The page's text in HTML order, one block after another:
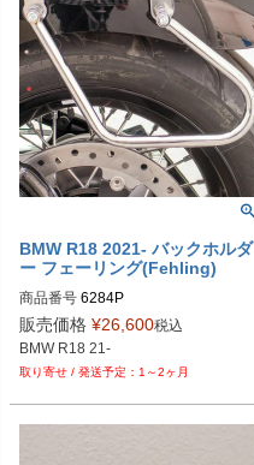
BMW R18 2021- バックホルダ
ー フェーリング(Fehling)
商品番号 6284P
6284 P
販売価格 ¥26,600税込
BMW R18 21-
1～2ヶ月